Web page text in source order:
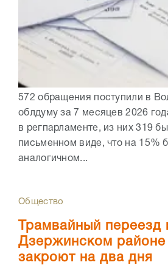
572 обращения поступили в
облдуму за 7 месяцев 2026
в регпарламенте, из них 319
письменном виде, что на 15%
аналогичном...
Общество
Трамвайный переезд
Дзержинском районе
закроют на два дня